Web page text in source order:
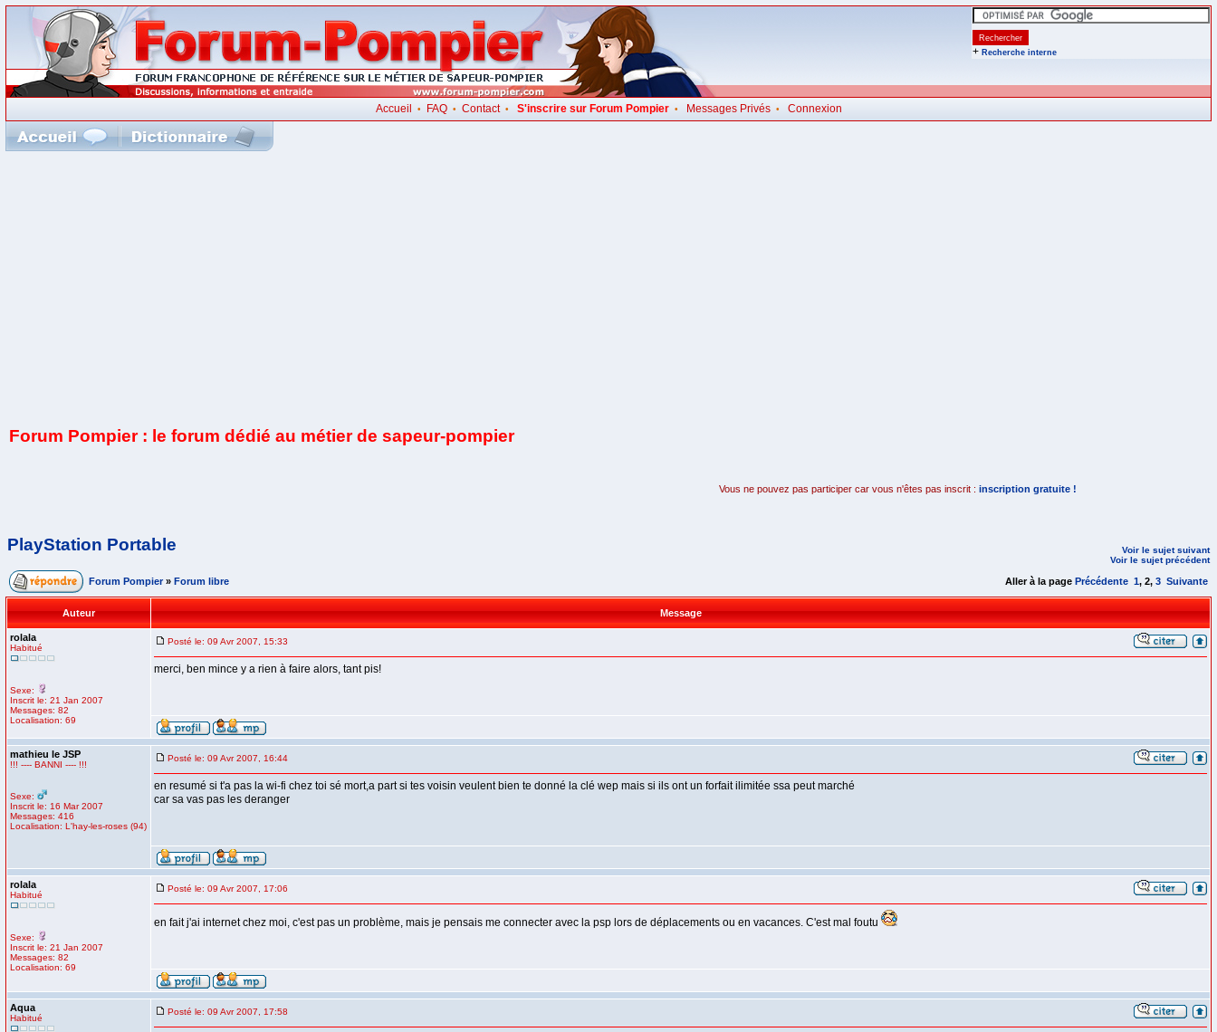
+ Recherche interne
Accueil • FAQ• Contact• S'inscrire sur Forum Pompier• Messages Privés• Connexion
Forum Pompier : le forum dédié au métier de sapeur-pompier
Vous ne pouvez pas participer car vous n'êtes pas inscrit : inscription gratuite !
PlayStation Portable
Voir le sujet suivant
Voir le sujet précédent
Forum Pompier » Forum libre Aller à la page Précédente 1, 2, 3 Suivante
Auteur Message
rolala
Habitué
Sexe:
Inscrit le: 21 Jan 2007
Messages: 82
Localisation: 69
Posté le: 09 Avr 2007, 15:33
merci, ben mince y a rien à faire alors, tant pis!
mathieu le JSP
!!! ---- BANNI ---- !!!
Sexe:
Inscrit le: 16 Mar 2007
Messages: 416
Localisation: L'hay-les-roses (94)
Posté le: 09 Avr 2007, 16:44
en resumé si t'a pas la wi-fi chez toi sé mort,a part si tes voisin veulent bien te donné la clé wep mais si ils ont un forfait ilimitée ssa peut marché
car sa vas pas les deranger
rolala
Habitué
Sexe:
Inscrit le: 21 Jan 2007
Messages: 82
Localisation: 69
Posté le: 09 Avr 2007, 17:06
en fait j'ai internet chez moi, c'est pas un problème, mais je pensais me connecter avec la psp lors de déplacements ou en vacances. C'est mal foutu
Aqua
Habitué
Posté le: 09 Avr 2007, 17:58